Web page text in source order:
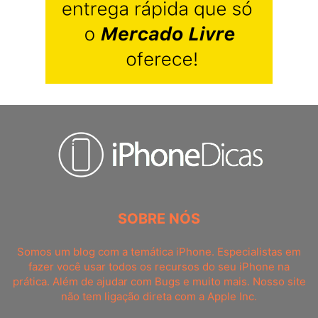
SOBRE NÓS
Somos um blog com a temática iPhone. Especialistas em
fazer você usar todos os recursos do seu iPhone na
prática. Além de ajudar com Bugs e muito mais. Nosso site
não tem ligação direta com a Apple Inc.